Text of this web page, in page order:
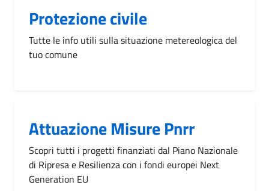
Protezione civile
Tutte le info utili sulla situazione metereologica del
tuo comune
Attuazione Misure Pnrr
Scopri tutti i progetti finanziati dal Piano Nazionale
di Ripresa e Resilienza con i fondi europei Next
Generation EU